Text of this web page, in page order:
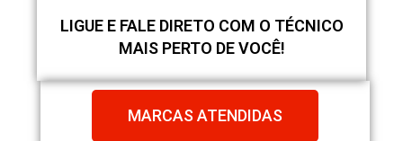
LIGUE E FALE DIRETO COM O TÉCNICO
MAIS PERTO DE VOCÊ!
MARCAS ATENDIDAS